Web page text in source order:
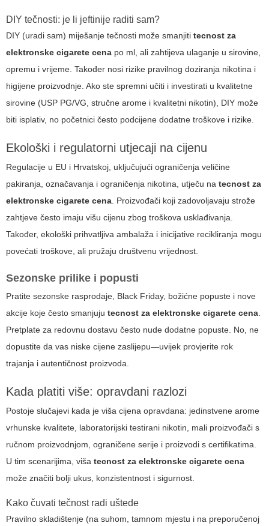
DIY tečnosti: je li jeftinije raditi sam?
DIY (uradi sam) miješanje tečnosti može smanjiti tecnost za
elektronske cigarete cena po ml, ali zahtijeva ulaganje u sirovine,
opremu i vrijeme. Također nosi rizike pravilnog doziranja nikotina i
higijene proizvodnje. Ako ste spremni učiti i investirati u kvalitetne
sirovine (USP PG/VG, stručne arome i kvalitetni nikotin), DIY može
biti isplativ, no početnici često podcijene dodatne troškove i rizike.
Ekološki i regulatorni utjecaji na cijenu
Regulacije u EU i Hrvatskoj, uključujući ograničenja veličine
pakiranja, označavanja i ograničenja nikotina, utječu na tecnost za
elektronske cigarete cena. Proizvođači koji zadovoljavaju strože
zahtjeve često imaju višu cijenu zbog troškova usklađivanja.
Također, ekološki prihvatljiva ambalaža i inicijative recikliranja mogu
povećati troškove, ali pružaju društvenu vrijednost.
Sezonske prilike i popusti
Pratite sezonske rasprodaje, Black Friday, božićne popuste i nove
akcije koje često smanjuju tecnost za elektronske cigarete cena.
Pretplate za redovnu dostavu često nude dodatne popuste. No, ne
dopustite da vas niske cijene zaslijepu—uvijek provjerite rok
trajanja i autentičnost proizvoda.
Kada platiti više: opravdani razlozi
Postoje slučajevi kada je viša cijena opravdana: jedinstvene arome
vrhunske kvalitete, laboratorijski testirani nikotin, mali proizvođači s
ručnom proizvodnjom, ograničene serije i proizvodi s certifikatima.
U tim scenarijima, viša tecnost za elektronske cigarete cena
može značiti bolji ukus, konzistentnost i sigurnost.
Kako čuvati tečnost radi uštede
Pravilno skladištenje (na suhom, tamnom mjestu i na preporučenoj